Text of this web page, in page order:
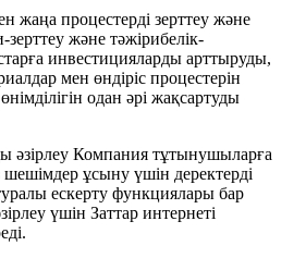
жаңа процестерді зерттеу және
және тәжірибелік-
инвестицияларды арттыруды,
мен өндіріс процестерін
одан әрі жақсартуды
әзірлеу Компания тұтынушыларға
шешімдер ұсыну үшін деректерді
ескерту функциялары бар
үшін Заттар интернеті